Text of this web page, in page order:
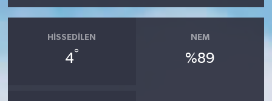
HISSEDILEN
4°
NEM
%89